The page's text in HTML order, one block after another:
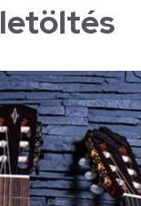
letöltés